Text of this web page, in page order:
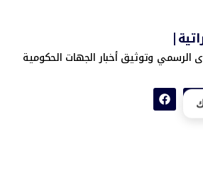
وتوثيق أخبار الجهات الحكومية